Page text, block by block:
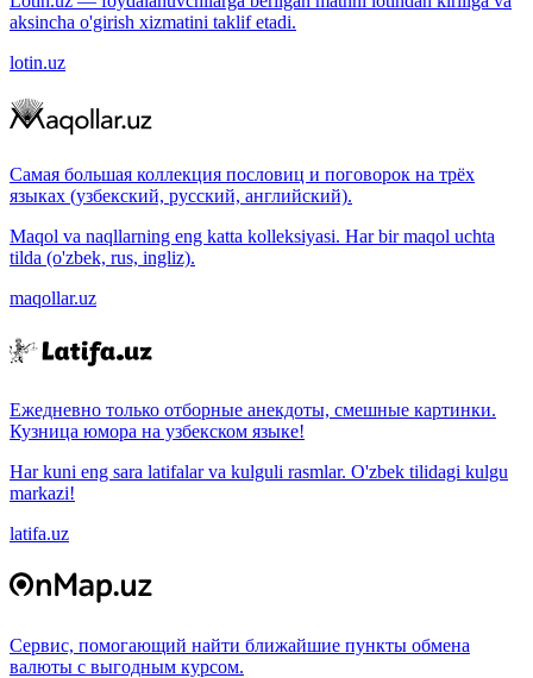
aksincha o'girish xizmatini taklif etadi.
lotin.uz
Самая большая коллекция пословиц и поговорок на трёх
языках (узбекский, русский, английский).
Maqol va naqllarning eng katta kolleksiyasi. Har bir maqol uchta
tilda (o'zbek, rus, ingliz).
maqollar.uz
Ежедневно только отборные анекдоты, смешные картинки.
Кузница юмора на узбекском языке!
Har kuni eng sara latifalar va kulguli rasmlar. O'zbek tilidagi kulgu
markazi!
latifa.uz
Сервис, помогающий найти ближайшие пункты обмена
валюты с выгодным курсом.